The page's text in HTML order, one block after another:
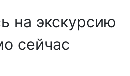
на экскурсию
сейчас